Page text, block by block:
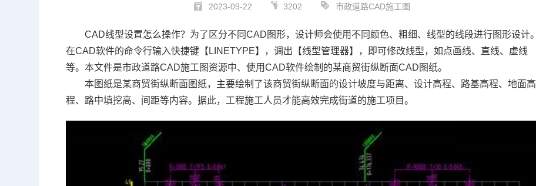
2023-09-22 3202 市政道路CAD施工图
CAD线型设置怎么操作？为了区分不同CAD 图形，设计师会使用不同颜色、粗细、线型的线段进行图形设计。
在CAD软件的命令行输入快捷键【LINETYPE】，调出【线型管理器】，即可修改线型，如点画线、直线、虚线
等。本文件是市政道路CAD施工图 资源中、使用CAD软件绘制的某商贸街纵断面CAD图纸。
本图纸是某商贸街纵断面图纸，主要绘制了该商贸街纵断面的设计坡度与距离、设计高程、路基高程、地面高
程、路中填挖高、间距等内容。据此，工程施工人员才能高效完成街道的施工项目。